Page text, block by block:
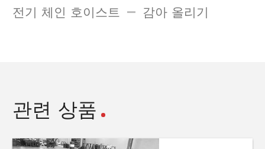
전기 체인 호이스트
감아 올리기
관련 상품